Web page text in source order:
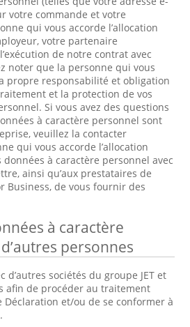
votre commande et votre
qui vous accorde l’allocation
votre partenaire
de notre contrat avec
noter que la personne qui vous
propre responsabilité et obligation
et la protection de vos
Si vous avez des questions
à caractère personnel sont
veuillez la contacter
qui vous accorde l’allocation
à caractère personnel avec
ainsi qu’aux prestataires de
Business, de vous fournir des
à caractère
personnes
d’autres sociétés du groupe JET et
afin de procéder au traitement
et/ou de se conformer à